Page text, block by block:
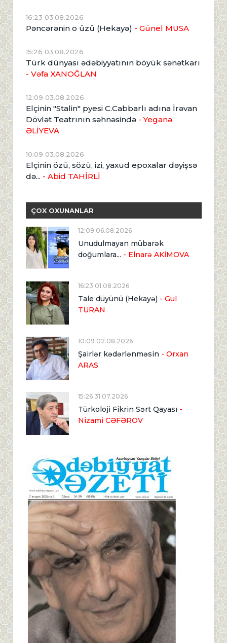
16:23 03.08.2026
Pəncərənin o üzü (Hekayə) - Günel MUSA
15:26 03.08.2026
Türk dünyası ədəbiyyatının böyük sənətkarı
- Vəfa XANOĞLAN
12:09 03.08.2026
Elçinin "Stalin" pyesi C.Cabbarlı adına İrəvan
Dövlət Teatrının səhnəsində - Yeganə
ƏLİYEVA
10:09 03.08.2026
Elçinin özü, sözü, izi, yaxud epoxalar dəyişsə
də... - Abid TAHİRLİ
ÇOX OXUNANLAR
12:09 06.08.2026
Unudulmayan mübarək
doğumlara... - Elnarə AKİMOVA
16:23 01.08.2026
Tale düyünü (Hekayə) - Gül
TURAN
10:09 02.08.2026
Şairlər kədərlənməsin - Orxan
ARAS
15:26 31.07.2026
Türkoloji Fikrin Sərt Qayası -
Nizami CƏFƏROV